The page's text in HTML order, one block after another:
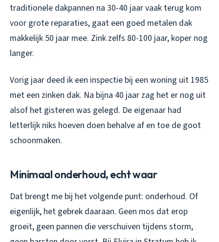
traditionele dakpannen na 30-40 jaar vaak terug kom
voor grote reparaties, gaat een goed metalen dak
makkelijk 50 jaar mee. Zink zelfs 80-100 jaar, koper nog
langer.
Vorig jaar deed ik een inspectie bij een woning uit 1985
met een zinken dak. Na bijna 40 jaar zag het er nog uit
alsof het gisteren was gelegd. De eigenaar had
letterlijk niks hoeven doen behalve af en toe de goot
schoonmaken.
Minimaal onderhoud, echt waar
Dat brengt me bij het volgende punt: onderhoud. Of
eigenlijk, het gebrek daaraan. Geen mos dat erop
groeit, geen pannen die verschuiven tijdens storm,